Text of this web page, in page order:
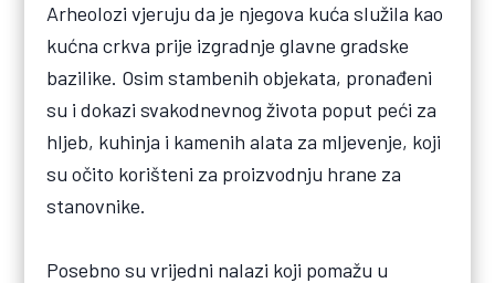
Arheolozi vjeruju da je njegova kuća služila kao
kućna crkva prije izgradnje glavne gradske
bazilike. Osim stambenih objekata, pronađeni
su i dokazi svakodnevnog života poput peći za
hljeb, kuhinja i kamenih alata za mljevenje, koji
su očito korišteni za proizvodnju hrane za
stanovnike.
Posebno su vrijedni nalazi koji pomažu u